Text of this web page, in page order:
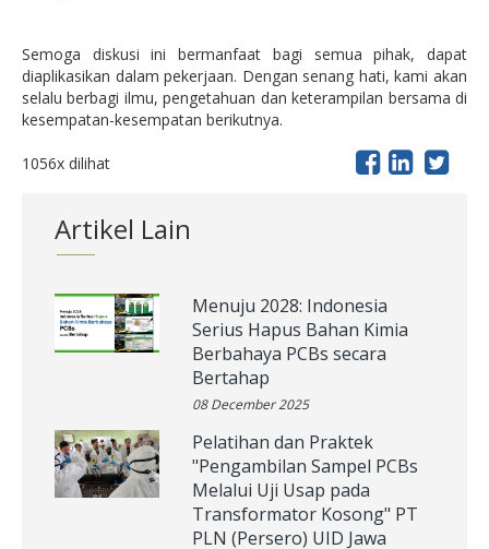
Semoga diskusi ini bermanfaat bagi semua pihak, dapat
diaplikasikan dalam pekerjaan. Dengan senang hati, kami akan
selalu berbagi ilmu, pengetahuan dan keterampilan bersama di
kesempatan-kesempatan berikutnya.
1056x dilihat
Artikel Lain
Menuju 2028: Indonesia
Serius Hapus Bahan Kimia
Berbahaya PCBs secara
Bertahap
08 December 2025
Pelatihan dan Praktek
"Pengambilan Sampel PCBs
Melalui Uji Usap pada
Transformator Kosong" PT
PLN (Persero) UID Jawa